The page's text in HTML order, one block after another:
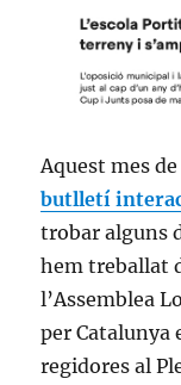
Aquest mes
butlletí
trobar alguns
hem treballat
l’Assemblea
per Catalunya
regidores al